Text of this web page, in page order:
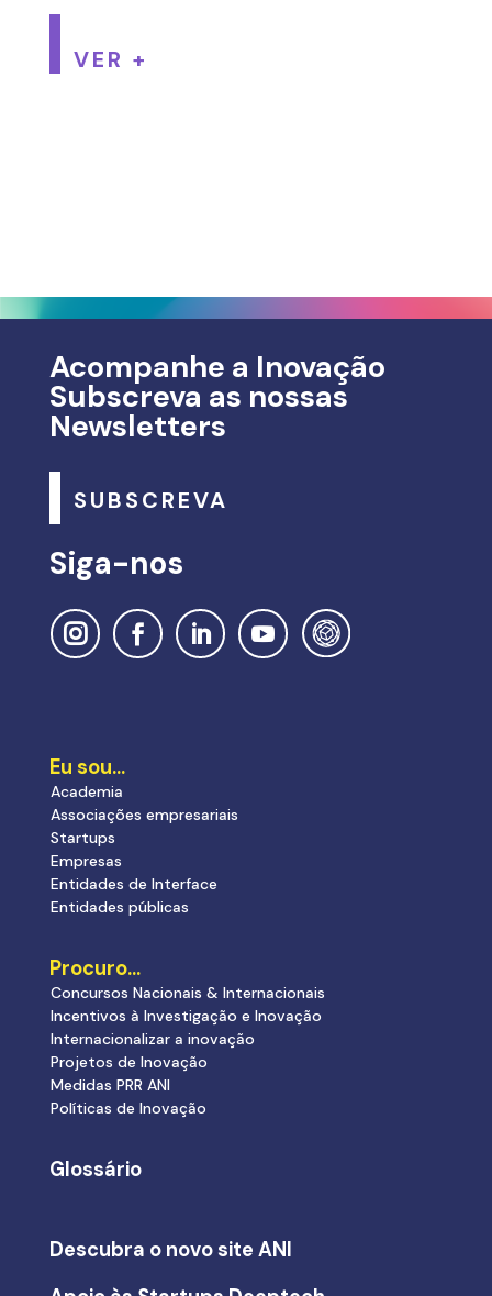
VER +
Acompanhe a Inovação
Subscreva as nossas
Newsletters
SUBSCREVA
Siga-nos
Eu sou…
Academia
Associações empresariais
Startups
Empresas
Entidades de Interface
Entidades públicas
Procuro…
Concursos Nacionais & Internacionais
Incentivos à Investigação e Inovação
Internacionalizar a inovação
Projetos de Inovação
Medidas PRR ANI
Políticas de Inovação
Glossário
Descubra o novo site ANI